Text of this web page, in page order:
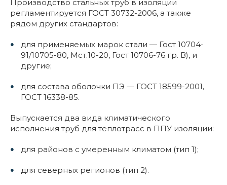
Производство стальных труб в изоляции
регламентируется ГОСТ 30732-2006, а также
рядом других стандартов:
для применяемых марок стали — Гост 10704-
91/10705-80, Мст.10-20, Гост 10706-76 гр. В), и
другие;
для состава оболочки ПЭ — ГОСТ 18599-2001,
ГОСТ 16338-85.
Выпускается два вида климатического
исполнения труб для теплотрасс в ППУ изоляции:
для районов с умеренным климатом (тип 1);
для северных регионов (тип 2).